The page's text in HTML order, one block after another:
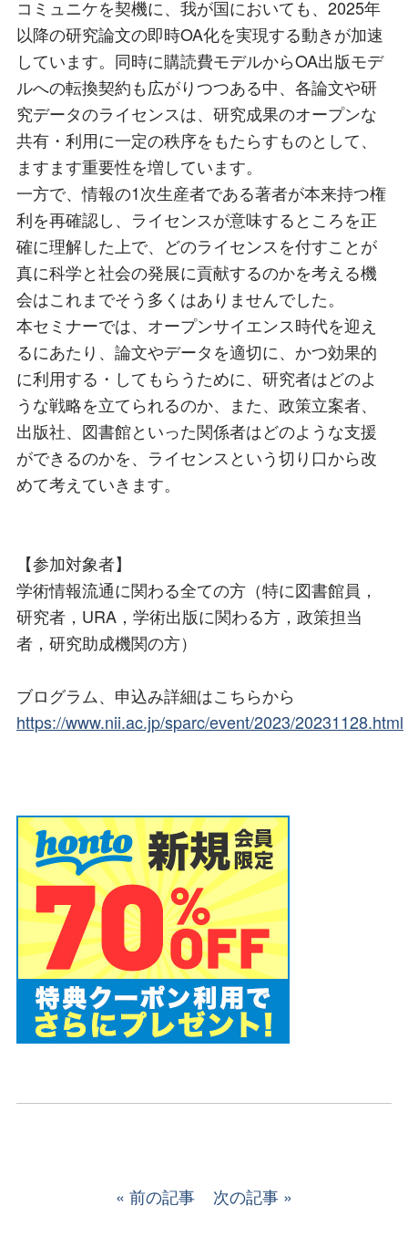
コミュニケを契機に、我が国においても、2025年
以降の研究論文の即時OA化を実現する動きが加速
しています。同時に購読費モデルからOA出版モデ
ルへの転換契約も広がりつつある中、各論文や研
究データのライセンスは、研究成果のオープンな
共有・利用に一定の秩序をもたらすものとして、
ますます重要性を増しています。
一方で、情報の1次生産者である著者が本来持つ権
利を再確認し、ライセンスが意味するところを正
確に理解した上で、どのライセンスを付すことが
真に科学と社会の発展に貢献するのかを考える機
会はこれまでそう多くはありませんでした。
本セミナーでは、オープンサイエンス時代を迎え
るにあたり、論文やデータを適切に、かつ効果的
に利用する・してもらうために、研究者はどのよ
うな戦略を立てられるのか、また、政策立案者、
出版社、図書館といった関係者はどのような支援
ができるのかを、ライセンスという切り口から改
めて考えていきます。
【参加対象者】
学術情報流通に関わる全ての方（特に図書館員，
研究者，URA，学術出版に関わる方，政策担当
者，研究助成機関の方）
ブログラム、申込み詳細はこちらから
https://www.nii.ac.jp/sparc/event/2023/20231128.html
前の記事 次の記事